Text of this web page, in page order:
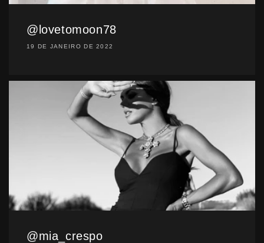
@lovetomoon78
19 DE JANEIRO DE 2022
@mia_crespo